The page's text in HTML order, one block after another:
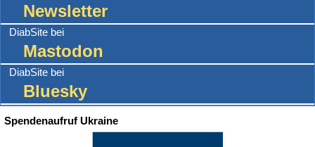
Newsletter
DiabSite bei
Mastodon
DiabSite bei
Bluesky
Spendenaufruf Ukraine